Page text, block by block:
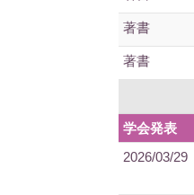
著書
著書
学会発表
2026/03/29